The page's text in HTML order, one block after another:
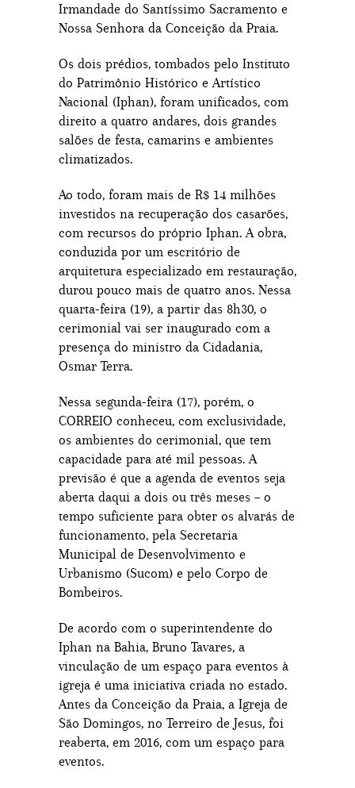
Irmandade do Santíssimo Sacramento e
Nossa Senhora da Conceição da Praia.
Os dois prédios, tombados pelo Instituto
do Patrimônio Histórico e Artístico
Nacional (Iphan), foram unificados, com
direito a quatro andares, dois grandes
salões de festa, camarins e ambientes
climatizados.
Ao todo, foram mais de R$ 14 milhões
investidos na recuperação dos casarões,
com recursos do próprio Iphan. A obra,
conduzida por um escritório de
arquitetura especializado em restauração,
durou pouco mais de quatro anos. Nessa
quarta-feira (19), a partir das 8h30, o
cerimonial vai ser inaugurado com a
presença do ministro da Cidadania,
Osmar Terra.
Nessa segunda-feira (17), porém, o
CORREIO conheceu, com exclusividade,
os ambientes do cerimonial, que tem
capacidade para até mil pessoas. A
previsão é que a agenda de eventos seja
aberta daqui a dois ou três meses – o
tempo suficiente para obter os alvarás de
funcionamento, pela Secretaria
Municipal de Desenvolvimento e
Urbanismo (Sucom) e pelo Corpo de
Bombeiros.
De acordo com o superintendente do
Iphan na Bahia, Bruno Tavares, a
vinculação de um espaço para eventos à
igreja é uma iniciativa criada no estado.
Antes da Conceição da Praia, a Igreja de
São Domingos, no Terreiro de Jesus, foi
reaberta, em 2016, com um espaço para
eventos.